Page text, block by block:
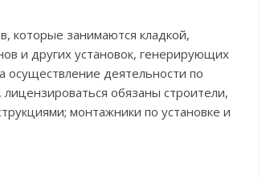
которые занимаются кладкой,
и других установок, генерирующих
деятельности по
обязаны строители,
монтажники по установке и